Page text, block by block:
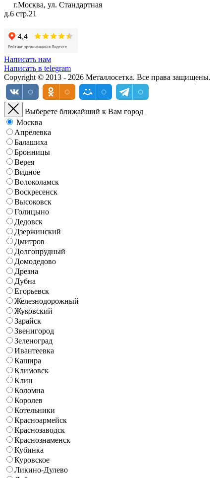
г.Москва, ул. Стандартная
д.6 стр.21
Написать нам
Написать в telegram
Copyright © 2013 - 2026 Металлосетка. Все права защищены.
Выберете ближайший к Вам город
Москва
Апрелевка
Балашиха
Бронницы
Верея
Видное
Волоколамск
Воскресенск
Высоковск
Голицыно
Дедовск
Дзержинский
Дмитров
Долгопрудный
Домодедово
Дрезна
Дубна
Егорьевск
Железнодорожный
Жуковский
Зарайск
Звенигород
Зеленоград
Ивантеевка
Кашира
Климовск
Клин
Коломна
Королев
Котельники
Красноармейск
Краснозаводск
Краснознаменск
Кубинка
Куровское
Ликино-Дулево